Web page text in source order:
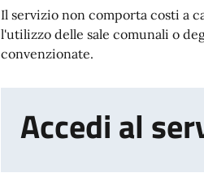
Il servizio non comporta costi a
l'utilizzo delle sale comunali o
convenzionate.
Accedi al